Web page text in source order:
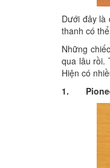
Dưới đây là
thanh có
Những
qua lâu rồi.
Hiện có
1.